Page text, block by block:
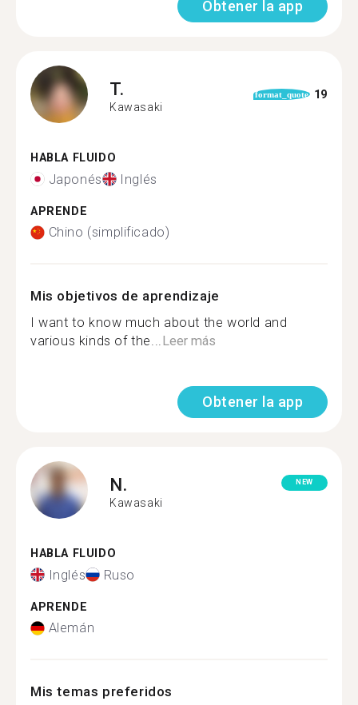
Obtener la app
T.
Kawasaki
format_quote 19
HABLA FLUIDO
Japonés Inglés
APRENDE
Chino (simplificado)
Mis objetivos de aprendizaje
I want to know much about the world and
various kinds of the...Leer más
Obtener la app
N.
Kawasaki
NEW
HABLA FLUIDO
Inglés Ruso
APRENDE
Alemán
Mis temas preferidos